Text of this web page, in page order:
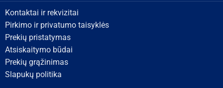
Kontaktai ir rekvizitai
Pirkimo ir privatumo taisyklės
Prekių pristatymas
Atsiskaitymo būdai
Prekių grąžinimas
Slapukų politika